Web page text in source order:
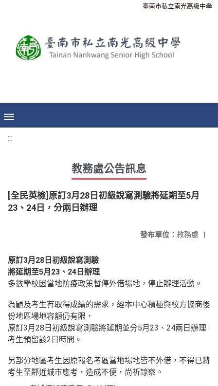
臺南市私立南光高級中學
:::
教務處公告訊息
[全民英檢]原訂3月28日初級說寫測驗將延期至5月
23、24日，分兩日辦理
發布單位： 教務處 |
原訂3月28日初級說寫測驗
將延期至5月23、24日辦理
多數學校因當地防疫政策暫停外借場地，停止辦理活動。
為顧及考生有取得成績的需求，經本中心積極與校方協商後，
份地區場地容額仍有限，
原訂3月28日初級說寫測驗將延期並分5月23、24兩日辦理，
考生預留該2日時間。
另部分地區考生因原報名考區當地場地皆不外借， 不得已將
考生至鄰近城巿應考，造成不便，尚祈諒察。